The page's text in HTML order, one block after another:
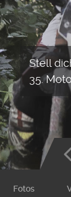
Stell
35.
Fotos